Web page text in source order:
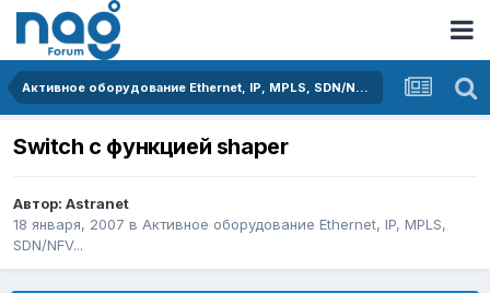
Активное оборудование Ethernet, IP, MPLS, SDN/NFV...
Switch c функцией shaper
Автор: Astranet
18 января, 2007 в Активное оборудование Ethernet, IP, MPLS,
SDN/NFV...